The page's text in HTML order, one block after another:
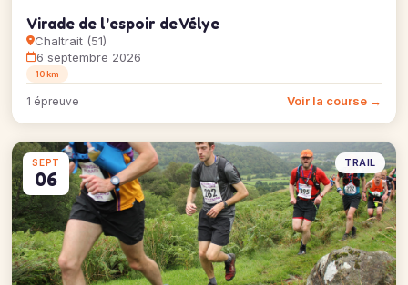
Virade de l'espoir de Vélye
Chaltrait (51)
6 septembre 2026
10 km
1 épreuve Voir la course →
SEPT
06
TRAIL